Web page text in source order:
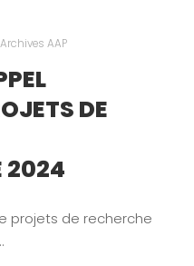
Archives AAP
DE
2024
projets de recherche